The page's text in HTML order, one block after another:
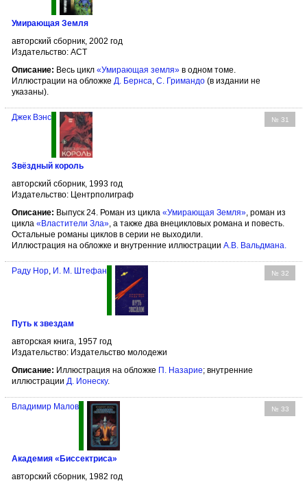
Умирающая Земля
авторский сборник, 2002 год
Издательство: АСТ
Описание: Весь цикл «Умирающая земля» в одном томе.
Иллюстрации на обложке Д. Бернса, С. Гримандо (в издании не
указаны).
№ 31
Джек Вэнс
Звёздный король
авторский сборник, 1993 год
Издательство: Центрполиграф
Описание: Выпуск 24. Роман из цикла «Умирающая Земля» , роман из
цикла «Властители Зла» , а также два внецикловых романа и повесть.
Остальные романы циклов в серии не выходили.
Иллюстрация на обложке и внутренние иллюстрации А.В. Вальдмана
№ 32
Раду Нор И. М. Штефан
Путь к звездам
авторская книга, 1957 год
Издательство: Издательство молодежи
Описание: Иллюстрация на обложке П. Назарие; внутренние
иллюстрации Д. Ионеску.
№ 33
Владимир Малов
Академия «Биссектриса»
авторский сборник, 1982 год